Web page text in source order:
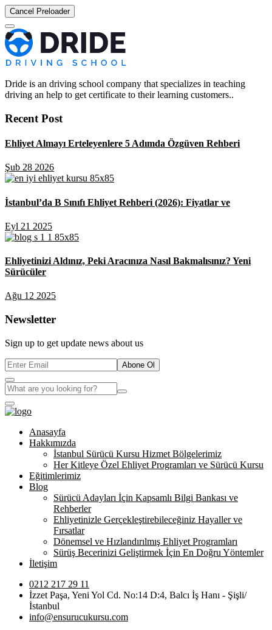
Cancel Preloader
Dride is an driving school company that specializes in teaching
driving an help to get certificate to their learning customers..
Recent Post
Ehliyet Almayı Erteleyenlere 5 Adımda Özgüven Rehberi
Şub 28 2026
İstanbul’da B Sınıfı Ehliyet Rehberi (2026): Fiyatlar ve
Eyl 21 2025
Ehliyetinizi Aldınız, Peki Aracınıza Nasıl Bakmalısınız? Yeni
Sürücüler
Ağu 12 2025
Newsletter
Sign up to get update news about us
Abone Ol
Anasayfa
Hakkımızda
İstanbul Sürücü Kursu Hizmet Bölgelerimiz
Her Kitleye Özel Ehliyet Programları ve Sürücü Kursu
Eğitimlerimiz
Blog
Sürücü Adayları İçin Kapsamlı Bilgi Bankası ve
Rehberler
Ehliyetinizle Gerçekleştirebileceğiniz Hayaller ve
Fırsatlar
Dönemsel ve Hızlandırılmış Ehliyet Programları
Sürüş Becerinizi Geliştirmek İçin En Doğru Yöntemler
İletişim
0212 217 29 11
İzzet Paşa, Yeni Yol Cd. No:14 D:4, Balcı İş Hanı - Şişli/
İstanbul
info@ensurucukursu.com